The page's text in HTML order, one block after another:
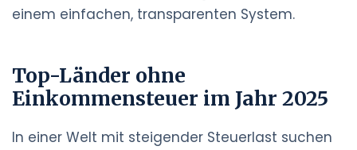
einem einfachen, transparenten System.
Top-Länder ohne
Einkommensteuer im Jahr 2025
In einer Welt mit steigender Steuerlast suchen